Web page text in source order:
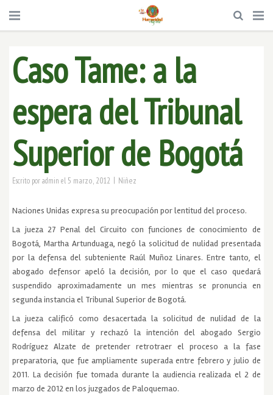
Caso Tame: a la
espera del Tribunal
Superior de Bogotá
Escrito poradmin el 5 marzo, 2012 | Niñez
Naciones Unidas expresa su preocupación por lentitud del proceso.
La jueza 27 Penal del Circuito con funciones de conocimiento de
Bogotá, Martha Artunduaga, negó la solicitud de nulidad presentada
por la defensa del subteniente Raúl Muñoz Linares. Entre tanto, el
abogado defensor apeló la decisión, por lo que el caso quedará
suspendido aproximadamente un mes mientras se pronuncia en
segunda instancia el Tribunal Superior de Bogotá.
La jueza calificó como desacertada la solicitud de nulidad de la
defensa del militar y rechazó la intención del abogado Sergio
Rodríguez Alzate de pretender retrotraer el proceso a la fase
preparatoria, que fue ampliamente superada entre febrero y julio de
2011. La decisión fue tomada durante la audiencia realizada el 2 de
marzo de 2012 en los juzgados de Paloquemao.